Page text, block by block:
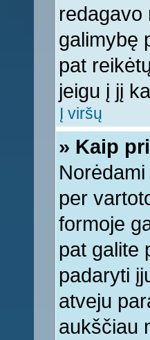
redagavo
galimybę
pat
jeigu į jį
Į viršų
» Kaip
per
formoje
pat galite
padaryti
atveju
aukščiau